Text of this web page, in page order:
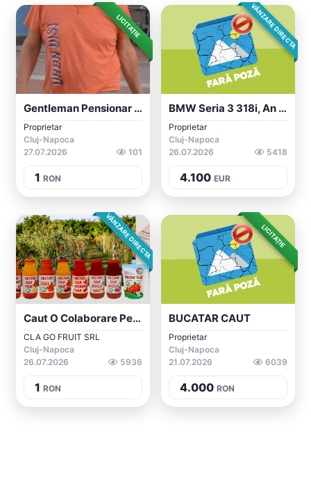
LICITAȚIE
Gentleman Pensionar Cauta O Doamnă Sufle...
Proprietar
Cluj-Napoca
27.07.2026
101
1 RON
VÂNZARE DIRECTA
BMW Seria 3 318i, An 2009, Motor Benzină...
Proprietar
Cluj-Napoca
26.07.2026
5418
4.100 EUR
VÂNZARE DIRECTA
Caut O Colaborare Pentru O Afacere Cu Pr...
CLA GO FRUIT SRL
Cluj-Napoca
26.07.2026
5936
1 RON
LICITAȚIE
BUCATAR CAUT
Proprietar
Cluj-Napoca
21.07.2026
6039
4.000 RON